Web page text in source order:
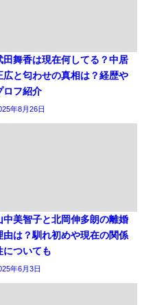
田舞香は現在何してる？中居
広と匂わせの真相は？経歴や
ロフ紹介
年8月26日
中美智子と北岡伸多朗の離婚
由は？馴れ初めや現在の関係
についても
年6月3日